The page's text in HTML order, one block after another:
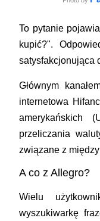
To pytanie
kupić?".
satysfakcjonująca
Głównym
internetowa
amerykańskich
przeliczania
związane z
A co z Allegro?
Wielu
wyszukiwarkę